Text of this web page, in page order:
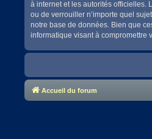
à internet et les autorités officielles.
ou de verrouiller n’importe quel
notre base de données. Bien que
informatique visant à compromettre
Accueil du forum